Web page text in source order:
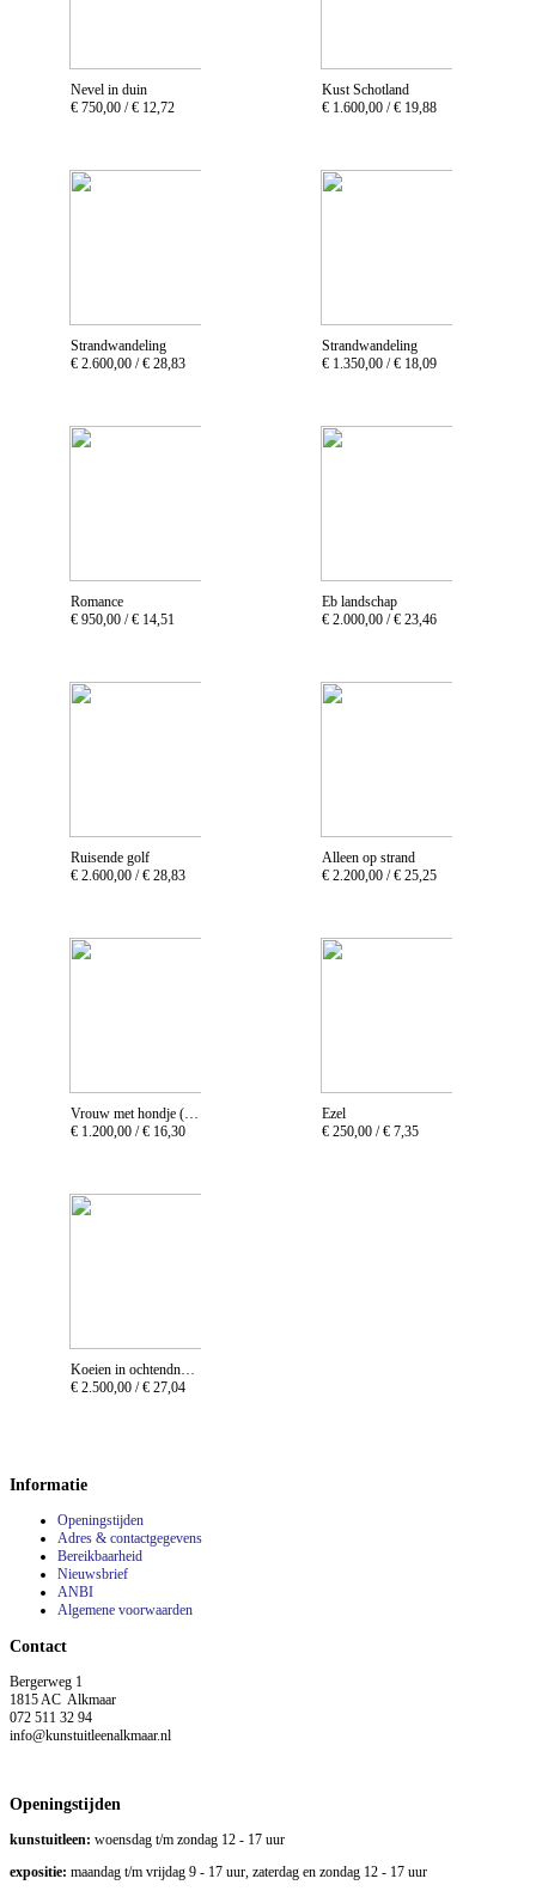
Nevel in duin
€ 750,00 / € 12,72
Kust Schotland
€ 1.600,00 / € 19,88
Strandwandeling
€ 2.600,00 / € 28,83
Strandwandeling
€ 1.350,00 / € 18,09
Romance
€ 950,00 / € 14,51
Eb landschap
€ 2.000,00 / € 23,46
Ruisende golf
€ 2.600,00 / € 28,83
Alleen op strand
€ 2.200,00 / € 25,25
Vrouw met hondje (naar huis)
€ 1.200,00 / € 16,30
Ezel
€ 250,00 / € 7,35
Koeien in ochtendnevel
€ 2.500,00 / € 27,04
Informatie
Openingstijden
Adres & contactgegevens
Bereikbaarheid
Nieuwsbrief
ANBI
Algemene voorwaarden
Contact
Bergerweg 1
1815 AC Alkmaar
072 511 32 94
info@kunstuitleenalkmaar.nl
Openingstijden
kunstuitleen: woensdag t/m zondag 12 - 17 uur
expositie: maandag t/m vrijdag 9 - 17 uur, zaterdag en zondag 12 - 17 uur